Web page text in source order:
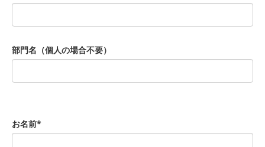
部門名（個人の場合不要）
お名前*